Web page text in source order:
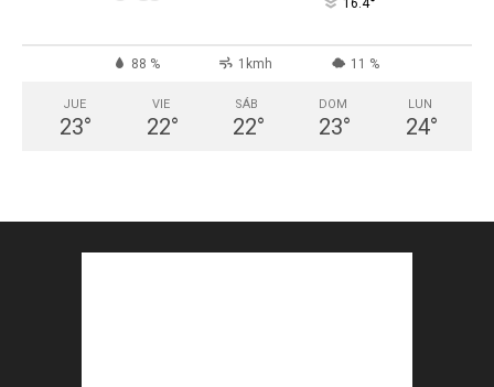
16.4
88 % 1kmh 11 %
JUE
23°
VIE
22°
SÁB
22°
DOM
23°
LUN
24°